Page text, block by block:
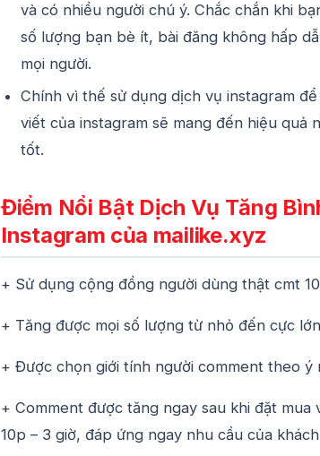
và có nhiều người chú ý. Chắc chắn khi
số lượng bạn bè ít, bài đăng không hấp
mọi người.
Chính vì thế sử dụng dịch vụ instagram
viết của instagram sẽ mang đến hiệu quả
tốt.
Điểm Nổi Bật Dịch Vụ Tăng
Instagram của mailike.xyz
+ Sử dụng cộng đồng người dùng thật cmt
+ Tăng được mọi số lượng từ nhỏ đến cực
+ Được chọn giới tính người comment theo ý
+ Comment được tăng ngay sau khi đặt
10p – 3 giờ, đáp ứng ngay nhu cầu của